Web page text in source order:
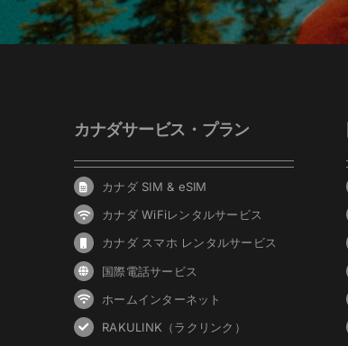
カナダサービス・プラン
カナダ SIM & eSIM
カナダ WiFiレンタルサービス
カナダ スマホ レンタルサービス
国際電話サービス
ホームインターネット
RAKULINK（ラクリンク）